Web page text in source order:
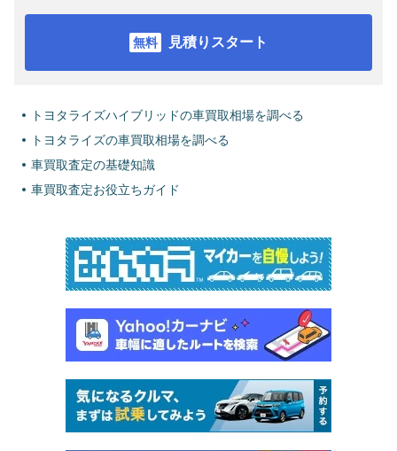
見積りスタート
トヨタライズハイブリッドの車買取相場を調べる
トヨタライズの車買取相場を調べる
車買取査定の基礎知識
車買取査定お役立ちガイド